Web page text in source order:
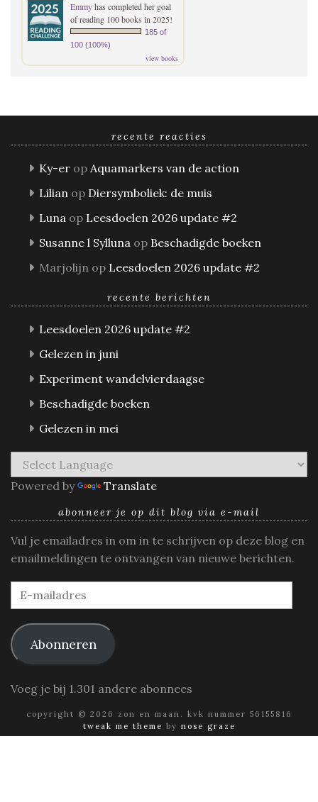
Emmyhas completed her goal
of reading 100 books in 2025!
185 of
100 (100%)
view books
recente reacties
Ky-er op Aquamarkers van de action
Lilian op Diersymboliek: de muis
Luna op Leesdoelen 2026 update #2
Susanne l Sylluna op Beschadigde boeken
Marjolijn op Leesdoelen 2026 update #2
recente berichten
Leesdoelen 2026 update #2
Gelezen in juni
Experiment wandelvierdaagse
Beschadigde boeken
Gelezen in mei
Powered by Translate
abonneer je op dit blog via e-mail
Vul je emailadres in om in te schrijven op deze blog en
emailmeldingen te ontvangen van nieuwe berichten.
E-
mailadres
Abonneren
Voeg je bij 1.301 andere abonnees
copyright © 2026 zon en maan. kvk nummer 56155816
tweak me theme by nose graze